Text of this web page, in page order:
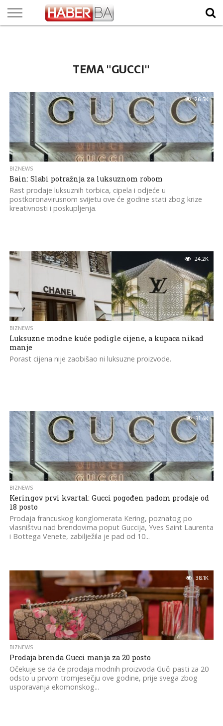
TEMA "GUCCI"
26.5K
BIZNEWS
Bain: Slabi potražnja za luksuznom robom
Rast prodaje luksuznih torbica, cipela i odjeće u
postkoronavirusnom svijetu ove će godine stati zbog krize
kreativnosti i poskupljenja.
24.2K
BIZNEWS
Luksuzne modne kuće podigle cijene, a kupaca nikad
manje
​Porast cijena nije zaobišao ni luksuzne proizvode.
31.6K
BIZNEWS
Keringov prvi kvartal: Gucci pogođen padom prodaje od
18 posto
Prodaja francuskog konglomerata Kering, poznatog po
vlasništvu nad brendovima poput Guccija, Yves Saint Laurenta
i Bottega Venete, zabilježila je pad od 10...
38.1K
BIZNEWS
Prodaja brenda Gucci manja za 20 posto
Očekuje se da će prodaja modnih proizvoda Guči pasti za 20
odsto u prvom tromjesečju ove godine, prije svega zbog
usporavanja ekomonskog...